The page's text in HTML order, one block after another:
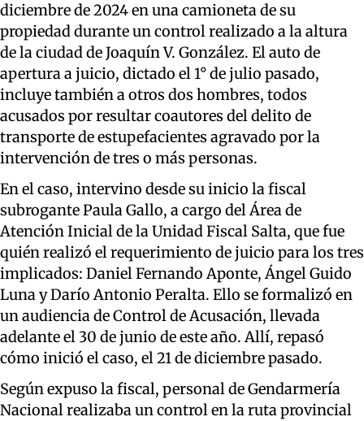
diciembre de 2024 en una camioneta de su
propiedad durante un control realizado a la altura
de la ciudad de Joaquín V. González. El auto de
apertura a juicio, dictado el 1° de julio pasado,
incluye también a otros dos hombres, todos
acusados por resultar coautores del delito de
transporte de estupefacientes agravado por la
intervención de tres o más personas.
En el caso, intervino desde su inicio la fiscal
subrogante Paula Gallo, a cargo del Área de
Atención Inicial de la Unidad Fiscal Salta, que fue
quién realizó el requerimiento de juicio para los tres
implicados: Daniel Fernando Aponte, Ángel Guido
Luna y Darío Antonio Peralta. Ello se formalizó en
un audiencia de Control de Acusación, llevada
adelante el 30 de junio de este año. Allí, repasó
cómo inició el caso, el 21 de diciembre pasado.
Según expuso la fiscal, personal de Gendarmería
Nacional realizaba un control en la ruta provincial